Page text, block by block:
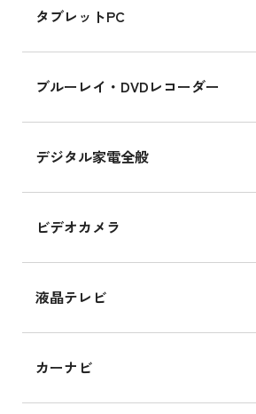
タブレットPC
ブルーレイ・DVDレコーダー
デジタル家電全般
ビデオカメラ
液晶テレビ
カーナビ
iPhone 16 シリーズ
iPhone 16 の新品買取価格
iPad Air 11インチ シリーズ
iPad Air 11インチ の新品買
iPhone 15 128GB シリーズ
iPhone 15 128GB の新品買取